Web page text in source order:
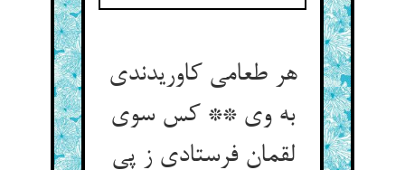
هر طعامی کاوریدندی
به وی ** کس سوی
لقمان فرستادی ز پی‏